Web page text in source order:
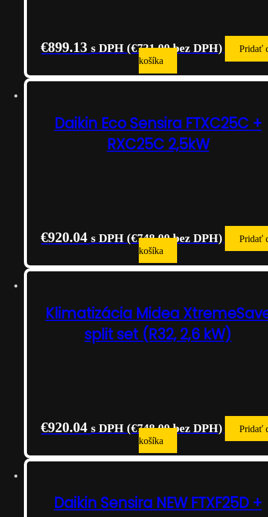
€899.13 s DPH (€731.00bez DPH)
Pridať
košíka
Daikin Eco Sensira FTXC25C +
RXC25C 2,5kW
€920.04 s DPH (€748.00bez DPH)
Pridať
košíka
Klimatizácia Midea
split set (R32, 2,6 kW)
€920.04 s DPH (€748.00bez DPH)
Pridať
košíka
Daikin Sensira NEW FTXF25D +